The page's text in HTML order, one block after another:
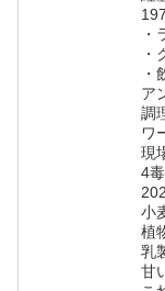
・
・
ア
調
ワ
現
4
小
植
乳
甘